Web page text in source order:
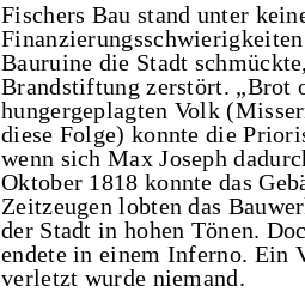
Fischers Bau stand unter
Bauruine die Stadt
Brandstiftung zerstört. „Brot
hungergeplagten Volk
diese Folge) konnte die
wenn sich Max Joseph
Oktober 1818 konnte das
Zeitzeugen lobten das
der Stadt in hohen Tönen.
endete in einem Inferno. Ein
verletzt wurde niemand.